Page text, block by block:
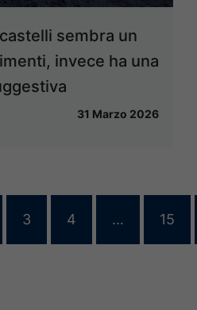
sembra un
invece ha una
31 Marzo 2026
3 4 … 15